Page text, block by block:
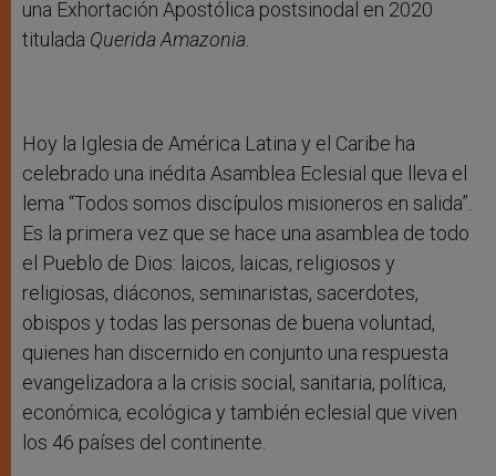
una Exhortación Apostólica postsinodal en 2020
titulada Querida Amazonia.
Hoy la Iglesia de América Latina y el Caribe ha
celebrado una inédita Asamblea Eclesial que lleva el
lema “Todos somos discípulos misioneros en salida”.
Es la primera vez que se hace una asamblea de todo
el Pueblo de Dios: laicos, laicas, religiosos y
religiosas, diáconos, seminaristas, sacerdotes,
obispos y todas las personas de buena voluntad,
quienes han discernido en conjunto una respuesta
evangelizadora a la crisis social, sanitaria, política,
económica, ecológica y también eclesial que viven
los 46 países del continente.